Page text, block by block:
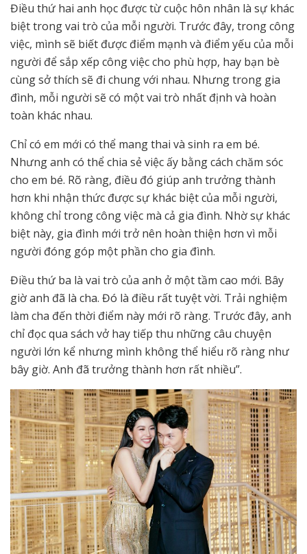
Điều thứ hai anh học được từ cuộc hôn nhân là sự khác
biệt trong vai trò của mỗi người. Trước đây, trong công
việc, mình sẽ biết được điểm mạnh và điểm yếu của mỗi
người để sắp xếp công việc cho phù hợp, hay bạn bè
cùng sở thích sẽ đi chung với nhau. Nhưng trong gia
đình, mỗi người sẽ có một vai trò nhất định và hoàn
toàn khác nhau.
Chỉ có em mới có thể mang thai và sinh ra em bé.
Nhưng anh có thể chia sẻ việc ấy bằng cách chăm sóc
cho em bé. Rõ ràng, điều đó giúp anh trưởng thành
hơn khi nhận thức được sự khác biệt của mỗi người,
không chỉ trong công việc mà cả gia đình. Nhờ sự khác
biệt này, gia đình mới trở nên hoàn thiện hơn vì mỗi
người đóng góp một phần cho gia đình.
Điều thứ ba là vai trò của anh ở một tầm cao mới. Bây
giờ anh đã là cha. Đó là điều rất tuyệt vời. Trải nghiệm
làm cha đến thời điểm này mới rõ ràng. Trước đây, anh
chỉ đọc qua sách vở hay tiếp thu những câu chuyện
người lớn kể nhưng mình không thể hiểu rõ ràng như
bây giờ. Anh đã trưởng thành hơn rất nhiều”.